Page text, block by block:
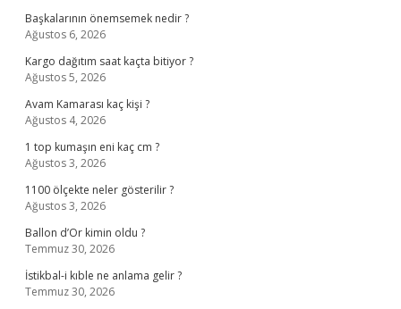
Başkalarının önemsemek nedir ?
Ağustos 6, 2026
Kargo dağıtım saat kaçta bitiyor ?
Ağustos 5, 2026
Avam Kamarası kaç kişi ?
Ağustos 4, 2026
1 top kumaşın eni kaç cm ?
Ağustos 3, 2026
1100 ölçekte neler gösterilir ?
Ağustos 3, 2026
Ballon d’Or kimin oldu ?
Temmuz 30, 2026
İstikbal-i kıble ne anlama gelir ?
Temmuz 30, 2026